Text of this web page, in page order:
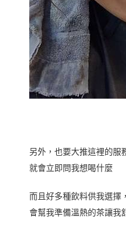
另外，也要大推這裡的服
就會立即問我想喝什麼
而且好多種飲料供我選擇
會幫我準備溫熱的茶讓我